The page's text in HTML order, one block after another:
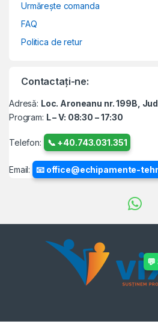
Urmărește comanda
FAQ
Politica de retur
Contactați-ne:
Adresă: Loc. Aroneanu nr. 199B,
Program: L – V: 08:30 – 17:30
Telefon: 📞 +40.743.031.351
Email: 📧 office@echipamente-